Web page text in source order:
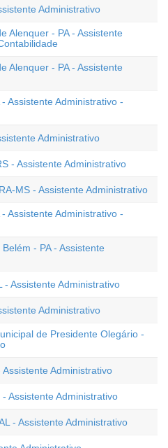
Administrativo
Alenquer - PA - Assistente
Alenquer - PA - Assistente
Assistente Administrativo -
Administrativo
- Assistente Administrativo
MS - Assistente Administrativo
Assistente Administrativo -
- PA - Assistente
- Assistente Administrativo
Administrativo
de Presidente Olegário -
Administrativo
Assistente Administrativo
- Assistente Administrativo